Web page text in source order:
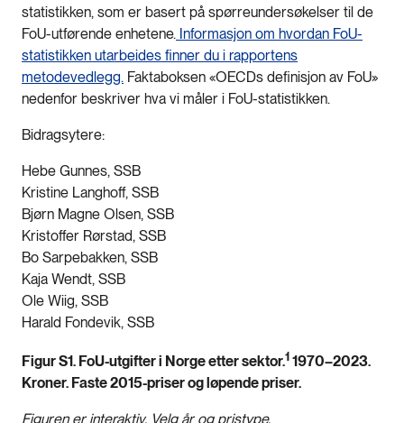
statistikken, som er basert på spørreundersøkelser til de
FoU-utførende enhetene. Informasjon om hvordan FoU-
statistikken utarbeides finner du i rapportens
metodevedlegg. Faktaboksen «OECDs definisjon av FoU»
nedenfor beskriver hva vi måler i FoU-statistikken.
Bidragsytere:
Hebe Gunnes, SSB
Kristine Langhoff, SSB
Bjørn Magne Olsen, SSB
Kristoffer Rørstad, SSB
Bo Sarpebakken, SSB
Kaja Wendt, SSB
Ole Wiig, SSB
Harald Fondevik, SSB
Figur S1. FoU-utgifter i Norge etter sektor.11970–2023.
Kroner. Faste 2015-priser og løpende priser.
Figuren er interaktiv. Velg år og pristype.